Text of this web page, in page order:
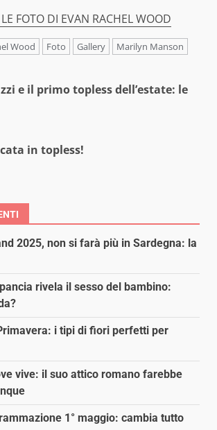
FOTO DI EVAN RACHEL WOOD
Wood Foto Gallery Marilyn Manson
e il primo topless dell’estate: le
in topless!
2025, non si farà più in Sardegna: la
rivela il sesso del bambino:
i tipi di fiori perfetti per
vive: il suo attico romano farebbe
1° maggio: cambia tutto